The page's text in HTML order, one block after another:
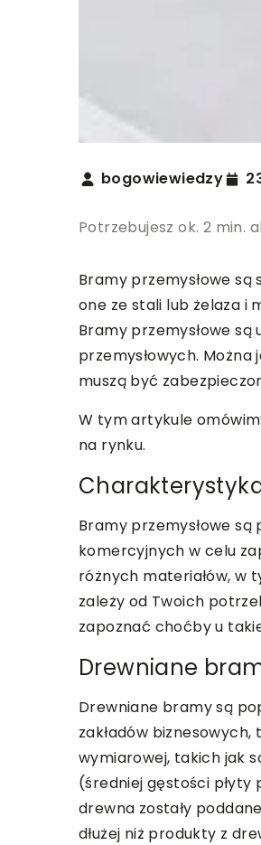
bogowiewiedzy
Potrzebujesz ok. 2 min.
Bramy przemysłowe są
one ze stali lub żelaza i
Bramy przemysłowe
przemysłowych.
muszą być
W tym artykule
na rynku.
Bramy przemysłowe
komercyjnych w celu
różnych materiałów, w
zależy od Twoich
zapoznać choćby u
Drewniane
Drewniane bramy są
zakładów
wymiarowej, takich jak
(średniej gęstości płyty
drewna zostały
dłużej niż produkty z